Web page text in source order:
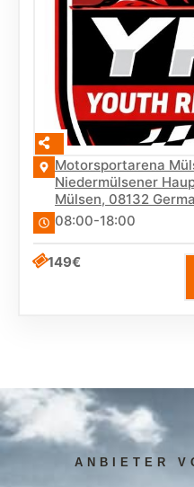
Motorsportarena
Niedermülsener
Mülsen, 08132
08:00-18:00
149€
ANBIETER